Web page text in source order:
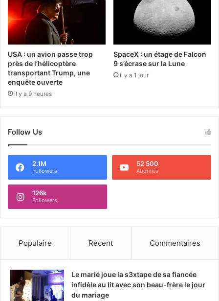
USA : un avion passe trop
près de l’hélicoptère
transportant Trump, une
enquête ouverte
il y a 9 heures
SpaceX : un étage de Falcon
9 s’écrase sur la Lune
il y a 1 jour
Follow Us
2.1M
Followers
52 500
Abonnés
126k
Followers
Populaire Récent Commentaires
Le marié joue la s3xtape de sa fiancée
infidèle au lit avec son beau-frère le jour
du mariage